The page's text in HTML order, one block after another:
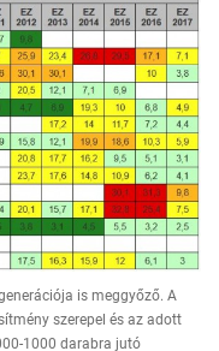
is meggyőző. A
szerepel és az adott
1000 darabra jutó